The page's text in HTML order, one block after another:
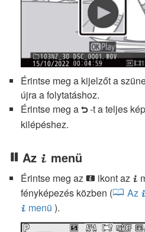
Érintse meg a kijelzőt a
újra a folytatáshoz.
Érintse meg a Z -t a teljes
kilépéshez.
Az i menü
Érintse meg az i ikont az i
fényképezés közben (
Az i
i menü ).